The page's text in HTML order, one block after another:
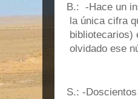
B.: -Hace un
la única cifra
bibliotecarios)
olvidado ese
S.: -